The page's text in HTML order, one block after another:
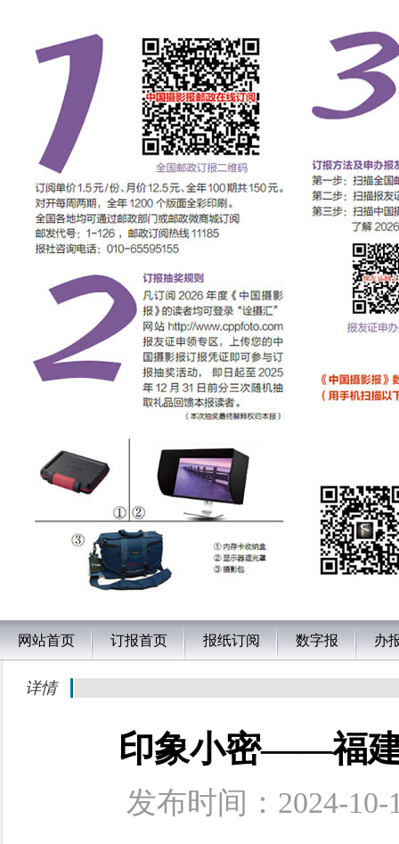
网站首页 订报首页 报纸订阅 数字报 办
详情
印象小密——福
发布时间：2024-